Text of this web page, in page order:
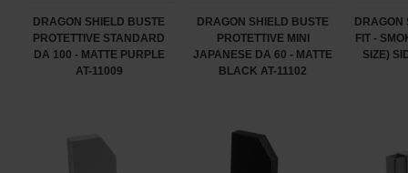
DRAGON SHIELD BUSTE
PROTETTIVE STANDARD
DA 100 - MATTE PURPLE
AT-11009
DRAGON SHIELD BUSTE
PROTETTIVE MINI
JAPANESE DA 60 - MATTE
BLACK AT-11102
DRAGON
FIT -
SIZE)